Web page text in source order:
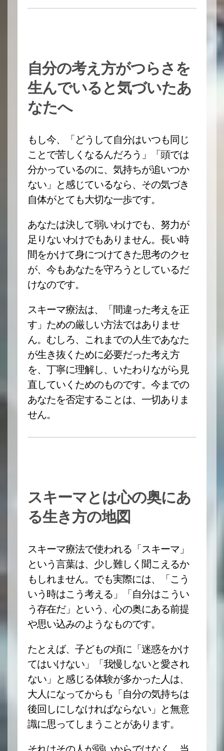
自分の考え方がつらさを
生んでいると気づいたあ
なたへ
もし今、「どうして自分はいつも同じ
ことで苦しくなるんだろう」「頭では
分かっているのに、気持ちが追いつか
ない」と感じているなら、その気づき
自体がとても大切な一歩です。
あなたは決して弱いわけでも、努力が
足りないわけでもありません。長い時
間をかけて身につけてきた思考のクセ
が、今もあなたを守ろうとしているだ
けなのです。
スキーマ療法は、「間違った考えを正
す」ための厳しい方法ではありませ
ん。むしろ、これまでの人生であなた
が生き抜くために必要だった考え方
を、丁寧に理解し、いたわりながら見
直していくためのものです。今までの
あなたを否定することは、一切ありま
せん。
スキーマとは心の奥にあ
る生き方の地図
スキーマ療法で使われる「スキーマ」
という言葉は、少し難しく聞こえるか
もしれません。でも実際には、「こう
いう時はこう考える」「自分はこうい
う存在だ」という、心の奥にある前提
や思い込みのようなものです。
たとえば、子どもの頃に「迷惑をかけ
てはいけない」「我慢しないと愛され
ない」と感じる体験が多かった人は、
大人になってからも「自分の気持ちは
後回しにしなければならない」と無意
識に思ってしまうことがあります。